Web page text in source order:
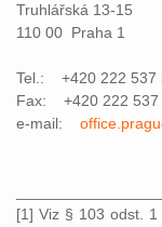
Truhlářská 13-15
110 00 Praha 1
Tel.: +420 222 537
Fax: +420 222 537
e-mail:
[1] Viz § 103 odst. 1